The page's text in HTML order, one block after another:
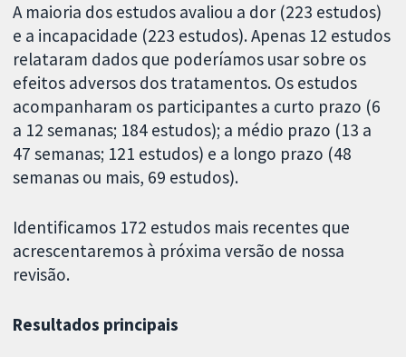
A maioria dos estudos avaliou a dor (223 estudos)
e a incapacidade (223 estudos). Apenas 12 estudos
relataram dados que poderíamos usar sobre os
efeitos adversos dos tratamentos. Os estudos
acompanharam os participantes a curto prazo (6
a 12 semanas; 184 estudos); a médio prazo (13 a
47 semanas; 121 estudos) e a longo prazo (48
semanas ou mais, 69 estudos).
Identificamos 172 estudos mais recentes que
acrescentaremos à próxima versão de nossa
revisão.
Resultados principais